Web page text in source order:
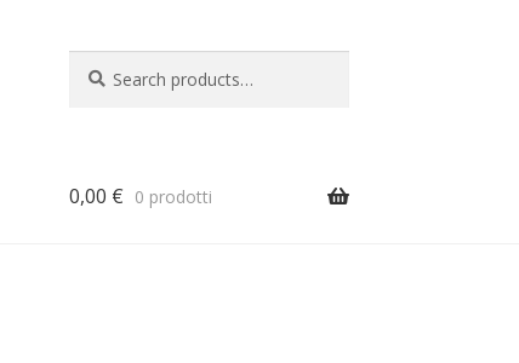
for:
0,00 € 0 prodotti